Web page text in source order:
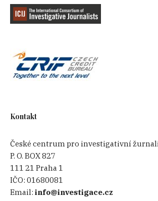
Kontakt
České centrum pro investigativní
P. O. BOX 827
111 21 Praha 1
IČO:01680081
Email:info@investigace.cz